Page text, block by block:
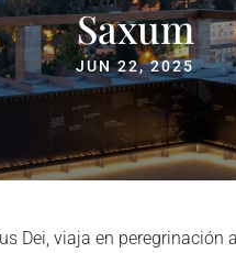
Saxum
JUN 22, 2025
Dei, viaja en peregrinación